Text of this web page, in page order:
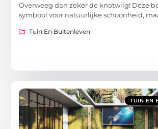
Overweeg dan zeker de knotwilg! Deze
symbool voor natuurlijke schoonheid,
Tuin En Buitenleven
TUIN EN